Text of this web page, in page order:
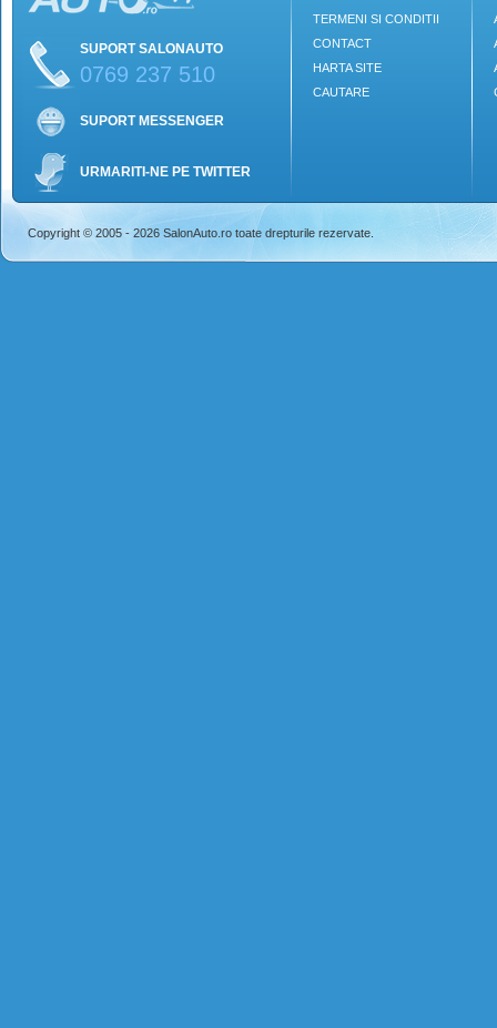
SUPORT SALONAUTO
0769 237 510
SUPORT MESSENGER
URMARITI-NE PE TWITTER
TERMENI SI CONDITII
CONTACT
HARTA SITE
CAUTARE
Copyright © 2005 - 2026 SalonAuto.ro toate drepturile rezervate.